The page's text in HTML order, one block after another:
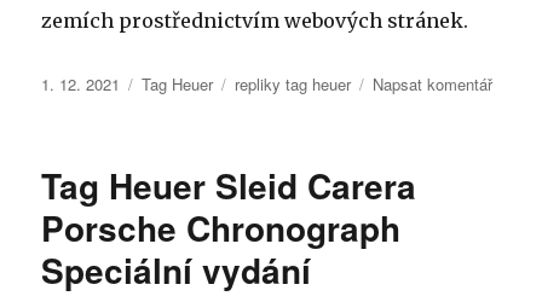
zemích prostřednictvím webových stránek.
Publikováno:
1. 12. 2021 Rubriky:
Tag Heuer Štítky:
repliky tag heuer Napsat komentářpro
Tag Heuer Sleid Carera
Porsche Chronograph
Speciální vydání